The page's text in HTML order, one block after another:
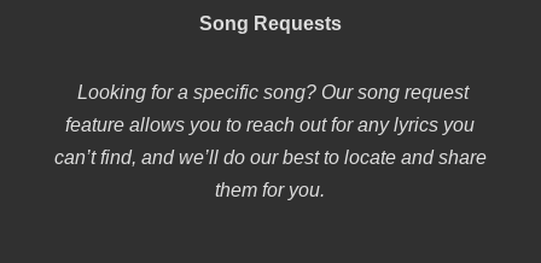
Song Requests
Looking for a specific song? Our song request
feature allows you to reach out for any lyrics you
can’t find, and we’ll do our best to locate and share
them for you.